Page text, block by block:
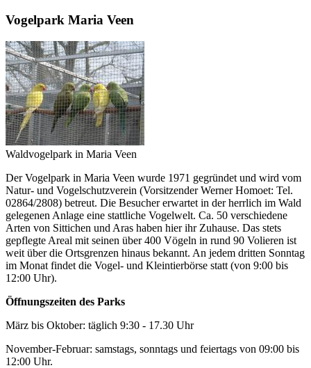
Vogelpark Maria Veen
Waldvogelpark in Maria Veen
Der Vogelpark in Maria Veen wurde 1971 gegründet und wird vom
Natur- und Vogelschutzverein (Vorsitzender Werner Homoet: Tel.
02864/2808) betreut. Die Besucher erwartet in der herrlich im Wald
gelegenen Anlage eine stattliche Vogelwelt. Ca. 50 verschiedene
Arten von Sittichen und Aras haben hier ihr Zuhause. Das stets
gepflegte Areal mit seinen über 400 Vögeln in rund 90 Volieren ist
weit über die Ortsgrenzen hinaus bekannt. An jedem dritten Sonntag
im Monat findet die Vogel- und Kleintierbörse statt (von 9:00 bis
12:00 Uhr).
Öffnungszeiten des Parks
März bis Oktober: täglich 9:30 - 17.30 Uhr
November-Februar: samstags, sonntags und feiertags von 09:00 bis
12:00 Uhr.